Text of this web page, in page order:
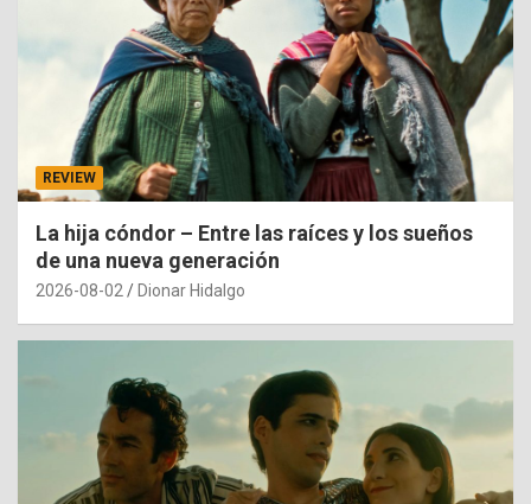
REVIEW
La hija cóndor – Entre las raíces y los sueños
de una nueva generación
2026-08-02 Dionar Hidalgo